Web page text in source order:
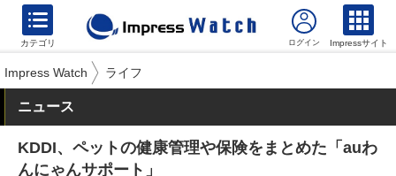
カテゴリ Impressサイト
Impress Watch ライフ
ニュース
KDDI、ペットの健康管理や保険をまとめた「auわ
んにゃんサポート」